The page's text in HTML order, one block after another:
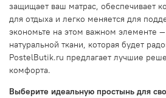
защищает ваш матрас, обеспечивает
для отдыха и легко меняется для
экономьте на этом важном элементе
натуральной ткани, которая будет
PostelButik.ru предлагает лучшие
комфорта.
Выберите идеальную простынь для